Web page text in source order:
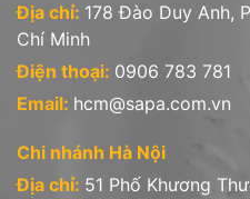
Địa chỉ: 178 Đào Duy Anh,
Chí Minh
Điện thoại: 0906 783 781
Email: hcm@sapa.com.vn
Chi nhánh Hà Nội
Địa chỉ: 51 Phố Khương